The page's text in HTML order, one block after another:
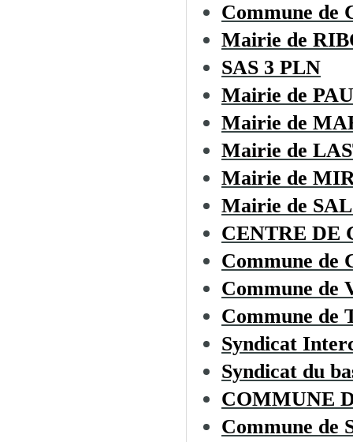
Commune de
Mairie de
SAS 3 PLN
Mairie de
Mairie de
Mairie de
Mairie de
Mairie de
CENTRE DE
Commune de
Commune de
Commune de
Syndicat
Syndicat du
COMMUNE
Commune de